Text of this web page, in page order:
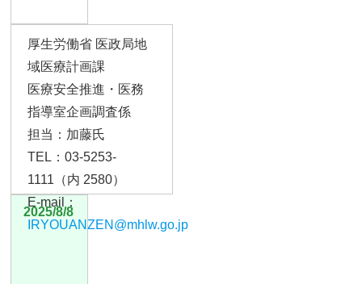
厚生労働省 医政局地
域医療計画課
医療安全推進・医務
指導室企画調査係
担当：加藤氏
TEL：03-5253-
1111（内 2580）
E-mail
：
IRYOUANZEN@mhlw.go.jp
2025/8/8